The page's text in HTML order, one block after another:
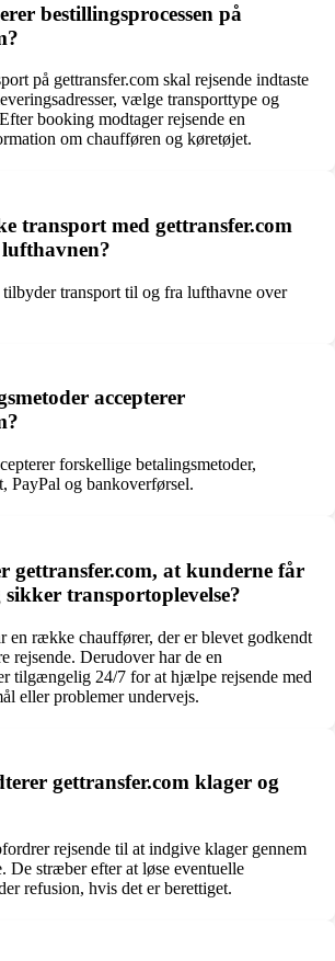
bestillingsprocessen på
på gettransfer.com skal rejsende indtaste
vælge transporttype og
booking modtager rejsende en
om chaufføren og køretøjet.
transport med gettransfer.com
tilbyder transport til og fra lufthavne over
accepterer
forskellige betalingsmetoder,
PayPal og bankoverførsel.
gettransfer.com, at kunderne får
transportoplevelse?
en række chauffører, der er blevet godkendt
rejsende. Derudover har de en
tilgængelig 24/7 for at hjælpe rejsende med
eller problemer undervejs.
gettransfer.com klager og
rejsende til at indgive klager gennem
De stræber efter at løse eventuelle
refusion, hvis det er berettiget.